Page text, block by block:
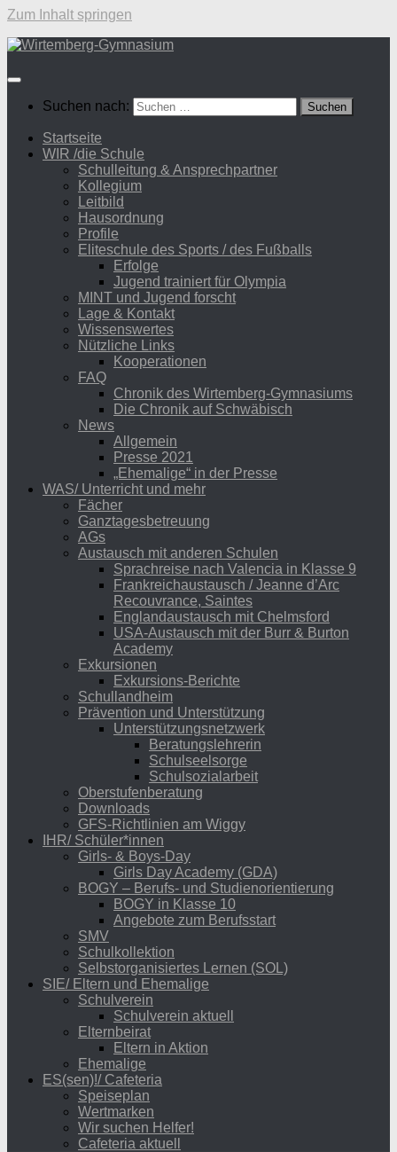
Zum Inhalt springen
Suchen nach:
Startseite
WIR /die Schule
Schulleitung & Ansprechpartner
Kollegium
Leitbild
Hausordnung
Profile
Eliteschule des Sports / des Fußballs
Erfolge
Jugend trainiert für Olympia
MINT und Jugend forscht
Lage & Kontakt
Wissenswertes
Nützliche Links
Kooperationen
FAQ
Chronik des Wirtemberg-Gymnasiums
Die Chronik auf Schwäbisch
News
Allgemein
Presse 2021
„Ehemalige“ in der Presse
WAS/ Unterricht und mehr
Fächer
Ganztagesbetreuung
AGs
Austausch mit anderen Schulen
Sprachreise nach Valencia in Klasse 9
Frankreichaustausch / Jeanne d’Arc
Recouvrance, Saintes
Englandaustausch mit Chelmsford
USA-Austausch mit der Burr & Burton
Academy
Exkursionen
Exkursions-Berichte
Schullandheim
Prävention und Unterstützung
Unterstützungsnetzwerk
Beratungslehrerin
Schulseelsorge
Schulsozialarbeit
Oberstufenberatung
Downloads
GFS-Richtlinien am Wiggy
IHR/ Schüler*innen
Girls- & Boys-Day
Girls Day Academy (GDA)
BOGY – Berufs- und Studienorientierung
BOGY in Klasse 10
Angebote zum Berufsstart
SMV
Schulkollektion
Selbstorganisiertes Lernen (SOL)
SIE/ Eltern und Ehemalige
Schulverein
Schulverein aktuell
Elternbeirat
Eltern in Aktion
Ehemalige
ES(sen)!/ Cafeteria
Speiseplan
Wertmarken
Wir suchen Helfer!
Cafeteria aktuell